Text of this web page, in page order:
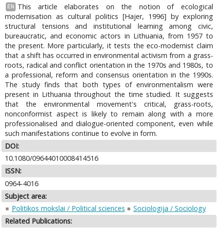
EN
This article elaborates on the notion of ecological
modernisation as cultural politics [Hajer, 1996] by exploring
structural tensions and institutional learning among civic,
bureaucratic, and economic actors in Lithuania, from 1957 to
the present. More particularly, it tests the eco-modernist claim
that a shift has occurred in environmental activism from a grass-
roots, radical and conflict orientation in the 1970s and 1980s, to
a professional, reform and consensus orientation in the 1990s.
The study finds that both types of environmentalism were
present in Lithuania throughout the time studied. It suggests
that the environmental movement's critical, grass-roots,
nonconformist aspect is likely to remain along with a more
professionalised and dialogue-oriented component, even while
such manifestations continue to evolve in form.
DOI:
10.1080/09644010008414516
ISSN:
0964-4016
Subject area:
Politikos mokslai / Political sciences
Sociologija / Sociology
Related Publications: